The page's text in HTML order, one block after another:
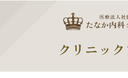
クリニッ